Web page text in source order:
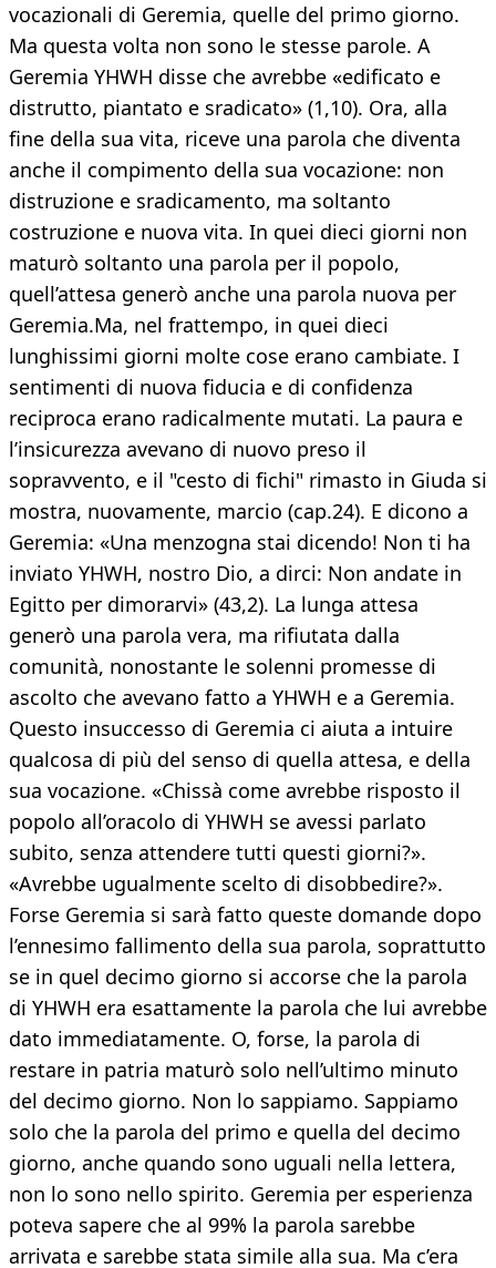
vocazionali di Geremia, quelle del primo giorno.
Ma questa volta non sono le stesse parole. A
Geremia YHWH disse che avrebbe «edificato e
distrutto, piantato e sradicato» (1,10). Ora, alla
fine della sua vita, riceve una parola che diventa
anche il compimento della sua vocazione: non
distruzione e sradicamento, ma soltanto
costruzione e nuova vita. In quei dieci giorni non
maturò soltanto una parola per il popolo,
quell’attesa generò anche una parola nuova per
Geremia.Ma, nel frattempo, in quei dieci
lunghissimi giorni molte cose erano cambiate. I
sentimenti di nuova fiducia e di confidenza
reciproca erano radicalmente mutati. La paura e
l’insicurezza avevano di nuovo preso il
sopravvento, e il "cesto di fichi" rimasto in Giuda si
mostra, nuovamente, marcio (cap.24). E dicono a
Geremia: «Una menzogna stai dicendo! Non ti ha
inviato YHWH, nostro Dio, a dirci: Non andate in
Egitto per dimorarvi» (43,2). La lunga attesa
generò una parola vera, ma rifiutata dalla
comunità, nonostante le solenni promesse di
ascolto che avevano fatto a YHWH e a Geremia.
Questo insuccesso di Geremia ci aiuta a intuire
qualcosa di più del senso di quella attesa, e della
sua vocazione. «Chissà come avrebbe risposto il
popolo all’oracolo di YHWH se avessi parlato
subito, senza attendere tutti questi giorni?».
«Avrebbe ugualmente scelto di disobbedire?».
Forse Geremia si sarà fatto queste domande dopo
l’ennesimo fallimento della sua parola, soprattutto
se in quel decimo giorno si accorse che la parola
di YHWH era esattamente la parola che lui avrebbe
dato immediatamente. O, forse, la parola di
restare in patria maturò solo nell’ultimo minuto
del decimo giorno. Non lo sappiamo. Sappiamo
solo che la parola del primo e quella del decimo
giorno, anche quando sono uguali nella lettera,
non lo sono nello spirito. Geremia per esperienza
poteva sapere che al 99% la parola sarebbe
arrivata e sarebbe stata simile alla sua. Ma c’era